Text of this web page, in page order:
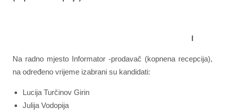
I
Na radno mjesto Informator -prodavač (kopnena recepcija),
na određeno vrijeme izabrani su kandidati:
Lucija Turčinov Girin
Julija Vodopija